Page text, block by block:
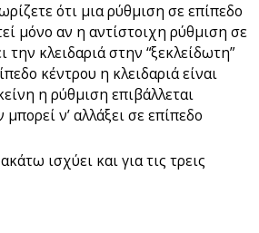
ότι μια ρύθμιση σε επίπεδο
μόνο αν η αντίστοιχη ρύθμιση σε
την κλειδαριά στην “ξεκλείδωτη”
κέντρου η κλειδαριά είναι
η ρύθμιση επιβάλλεται
ν’ αλλάξει σε επίπεδο
ισχύει και για τις τρεις